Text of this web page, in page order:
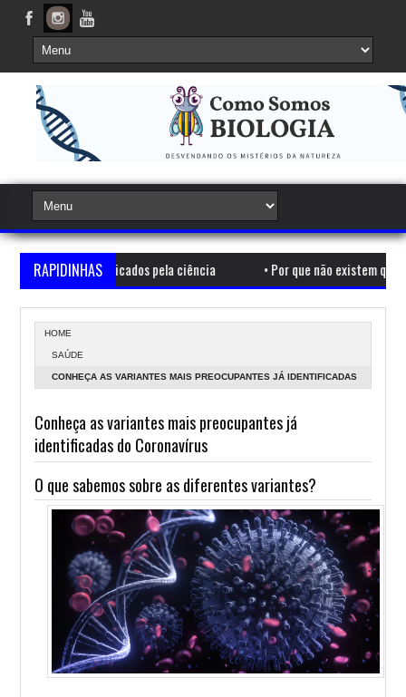
RAPIDINHAS
não explicados pela ciência • Por que não existem quadrados
HOME
SAÚDE
CONHEÇA AS VARIANTES MAIS PREOCUPANTES JÁ IDENTIFICADAS
Conheça as variantes mais preocupantes já
identificadas do Coronavírus
O que sabemos sobre as diferentes variantes?